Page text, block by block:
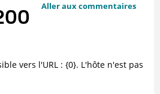
Aller aux commentaires
vers l'URL : {0}. L'hôte n'est pas